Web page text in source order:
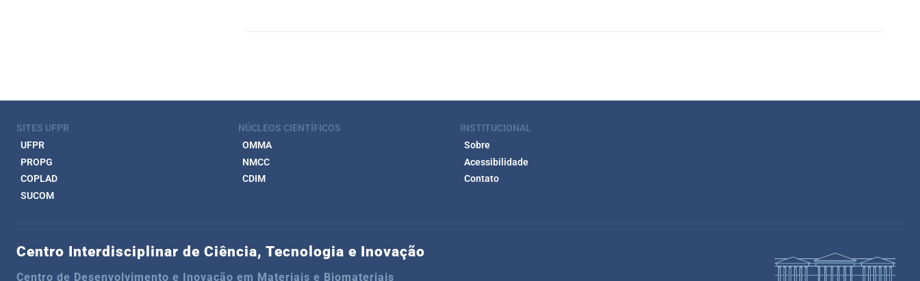
SITES UFPR
UFPR
PROPG
COPLAD
SUCOM
NÚCLEOS CIENTÍFICOS
OMMA
NMCC
CDIM
INSTITUCIONAL
Sobre
Acessibilidade
Contato
Centro Interdisciplinar de Ciência, Tecnologia e Inovação
Centro de Desenvolvimento e Inovação em Materiais e Biomateriais